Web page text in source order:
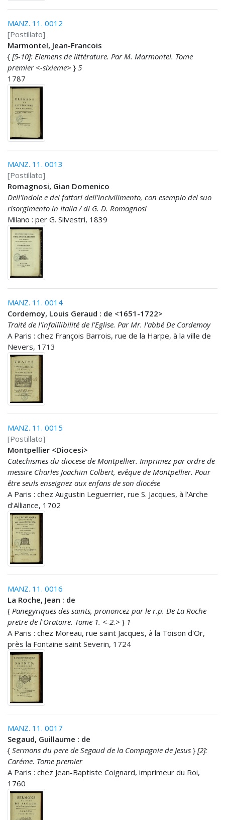
MANZ. 11. 0012
[Postillato]
Marmontel, Jean-Francois
{ [5-10]: Elemens de littérature. Par M. Marmontel. Tome
premier <-sixieme> } 5
1787
MANZ. 11. 0013
[Postillato]
Romagnosi, Gian Domenico
Dell'indole e dei fattori dell'incivilimento, con esempio del suo
risorgimento in Italia / di G. D. Romagnosi
Milano : per G. Silvestri, 1839
MANZ. 11. 0014
Cordemoy, Louis Geraud : de <1651-1722>
Traité de l'infaillibilité de l'Eglise. Par Mr. l'abbé De Cordemoy
A Paris : chez François Barrois, rue de la Harpe, à la ville de
Nevers, 1713
MANZ. 11. 0015
[Postillato]
Montpellier <Diocesi>
Catechismes du diocese de Montpellier. Imprimez par ordre de
messire Charles Joachim Colbert, evêque de Montpellier. Pour
être seuls enseignez aux enfans de son diocése
A Paris : chez Augustin Leguerrier, rue S. Jacques, à l'Arche
d'Alliance, 1702
MANZ. 11. 0016
La Roche, Jean : de
{ Panegyriques des saints, prononcez par le r.p. De La Roche
pretre de l'Oratoire. Tome 1. <-2.> } 1
A Paris : chez Moreau, rue saint Jacques, à la Toison d'Or,
près la Fontaine saint Severin, 1724
MANZ. 11. 0017
Segaud, Guillaume : de
{ Sermons du pere de Segaud de la Compagnie de Jesus } [2]:
Caréme. Tome premier
A Paris : chez Jean-Baptiste Coignard, imprimeur du Roi,
1760